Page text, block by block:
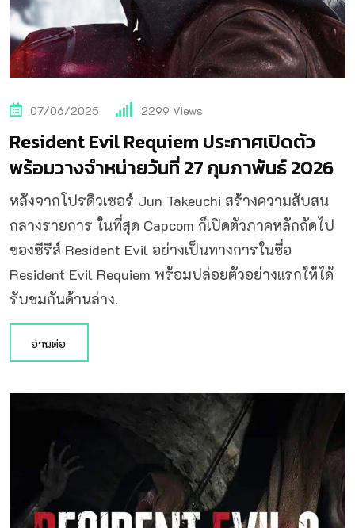
07/06/2025 2299 Views
Resident Evil Requiem ประกาศเปิดตัว
พร้อมวางจำหน่ายวันที่ 27 กุมภาพันธ์ 2026
หลังจากโปรดิวเซอร์ Jun Takeuchi สร้างความสับสน
กลางรายการ ในที่สุด Capcom ก็เปิดตัวภาคหลักถัดไป
ของซีรีส์ Resident Evil อย่างเป็นทางการในชื่อ
Resident Evil Requiem พร้อมปล่อยตัวอย่างแรกให้ได้
รับชมกันด้านล่าง.
อ่านต่อ